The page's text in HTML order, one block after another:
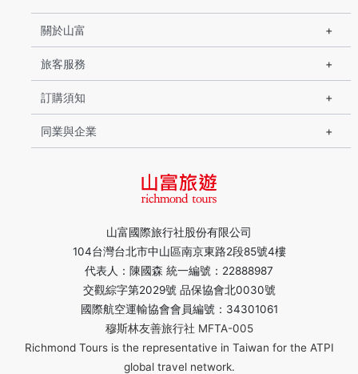
山富國際旅行社股份有限公司
104台灣台北市中山區南京東路2段85號4樓
代表人：陳國森 統一編號：22888987
交觀綜字第2029號 品保協會北0030號
國際航空運輸協會會員編號：34301061
穆斯林友善旅行社 MFTA-005
Richmond Tours is the representative in Taiwan for the ATPI
global travel network.
關於山富
旅客服務
訂購須知
同業與企業